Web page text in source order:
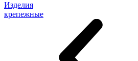
Изделия
крепежные